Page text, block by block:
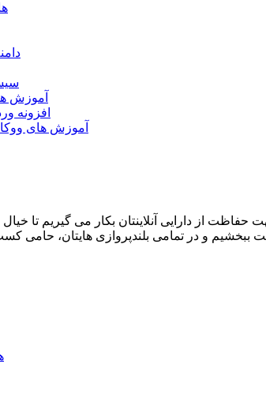
آموزش
افزونه
آموزش های
تمامی لحظات توان و تلاشمان را در جهت حفاظت از دارایی آنلاینتان بکار